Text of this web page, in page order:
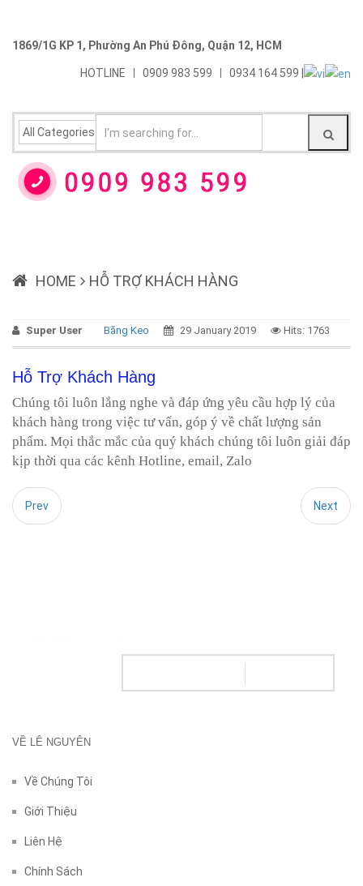
1869/1G KP 1, Phường An Phú Đông, Quận 12, HCM
HOTLINE 0909 983 599 0934 164 599 |
HOME HỖ TRỢ KHÁCH HÀNG
Super User Băng Keo 29 January 2019 Hits: 1763
Hỗ Trợ Khách Hàng
Chúng tôi luôn lắng nghe và đáp ứng yêu cầu hợp lý của
khách hàng trong việc tư vấn, góp ý về chất lượng sản
phẩm. Mọi thắc mắc của quý khách chúng tôi luôn giải đáp
kịp thời qua các kênh Hotline, email, Zalo
Prev Next
VỀ LÊ NGUYÊN
Về Chúng Tôi
Giới Thiệu
Liên Hệ
Chính Sách